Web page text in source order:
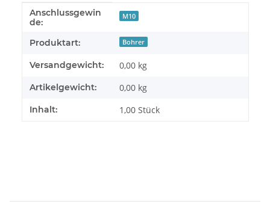
Produkteigenschaft
Wert
Anschlussgewin
de:
M10
Produktart: Bohrer
Versandgewicht: 0,00 kg
Artikelgewicht: 0,00 kg
Inhalt: 1,00 Stück